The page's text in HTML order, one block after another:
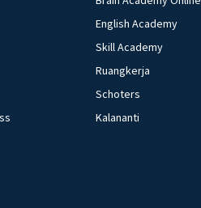
English Academy
Skill Academy
Ruangkerja
Schoters
Kalananti